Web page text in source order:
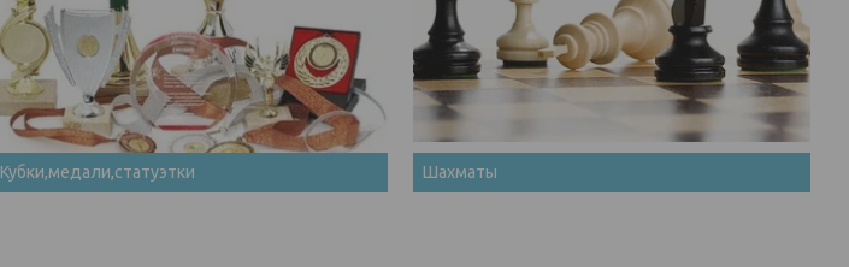
Кубки,медали,статуэтки Шахматы